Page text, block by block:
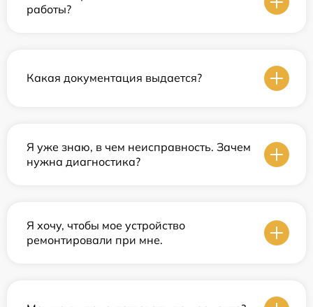
работы?
Какая документация выдается?
Я уже знаю, в чем неисправность. Зачем
нужна диагностика?
Я хочу, чтобы мое устройство
ремонтировали при мне.